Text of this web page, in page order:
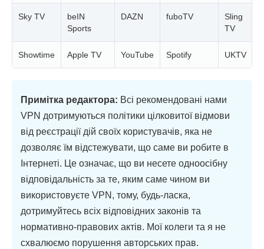
Sky TV
beIN
Sports
DAZN fuboTV
Sling
TV
Showtime Apple TV YouTube Spotify UKTV
Примітка редактора: Всі рекомендовані нами
VPN дотримуються політики цілковитої відмови
від реєстрації дій своїх користувачів, яка не
дозволяє їм відстежувати, що саме ви робите в
Інтернеті. Це означає, що ви несете одноосібну
відповідальність за те, яким саме чином ви
використовуєте VPN, тому, будь-ласка,
дотримуйтесь всіх відповідних законів та
нормативно-правових актів. Мої колеги та я не
схвалюємо порушення авторських прав.